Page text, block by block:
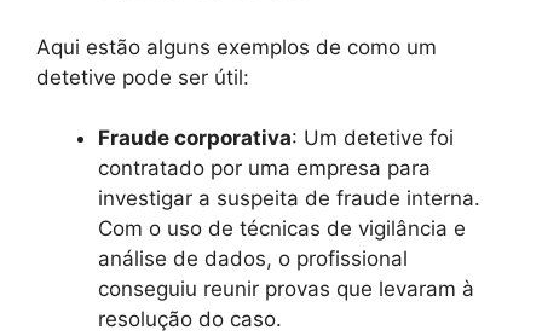
Aqui estão alguns exemplos de como um
detetive pode ser útil:
Fraude corporativa: Um detetive foi
contratado por uma empresa para
investigar a suspeita de fraude interna.
Com o uso de técnicas de vigilância e
análise de dados, o profissional
conseguiu reunir provas que levaram à
resolução do caso.